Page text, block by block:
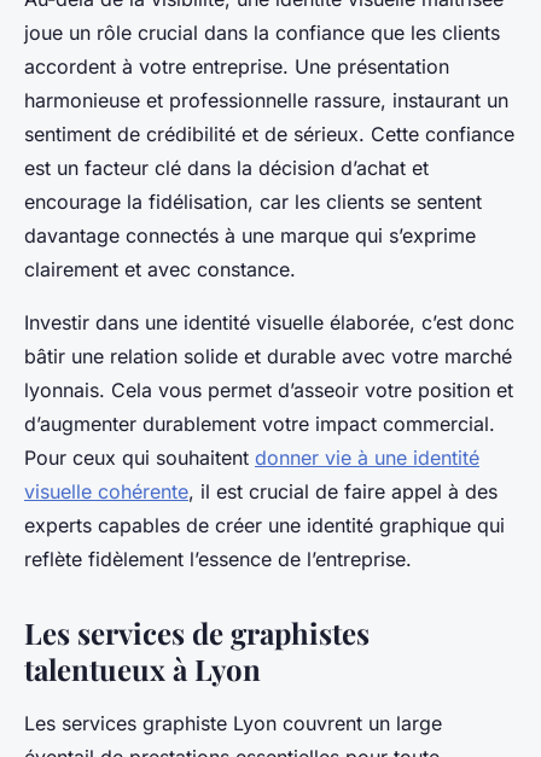
joue un rôle crucial dans la confiance que les clients
accordent à votre entreprise. Une présentation
harmonieuse et professionnelle rassure, instaurant un
sentiment de crédibilité et de sérieux. Cette confiance
est un facteur clé dans la décision d’achat et
encourage la fidélisation, car les clients se sentent
davantage connectés à une marque qui s’exprime
clairement et avec constance.
Investir dans une identité visuelle élaborée, c’est donc
bâtir une relation solide et durable avec votre marché
lyonnais. Cela vous permet d’asseoir votre position et
d’augmenter durablement votre impact commercial.
Pour ceux qui souhaitent donner vie à une identité
visuelle cohérente, il est crucial de faire appel à des
experts capables de créer une identité graphique qui
reflète fidèlement l’essence de l’entreprise.
Les services de graphistes
talentueux à Lyon
Les services graphiste Lyon couvrent un large